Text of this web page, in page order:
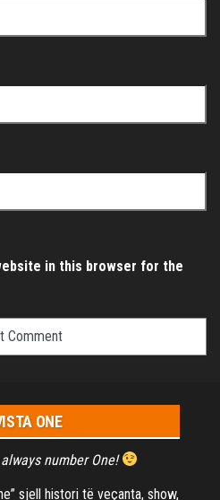
in this browser for the
ONE
always number One!
sjell histori të veçanta, show,